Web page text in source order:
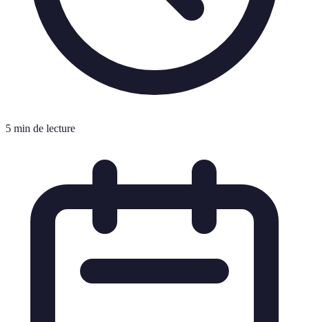
5 min de lecture